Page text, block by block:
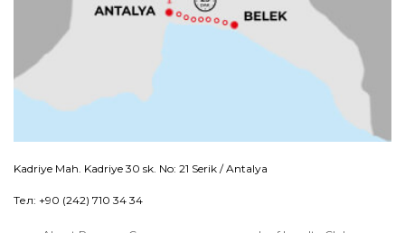
Kadriye Mah. Kadriye 30 sk. No: 21 Serik / Antalya
Тел: +90 (242) 710 34 34